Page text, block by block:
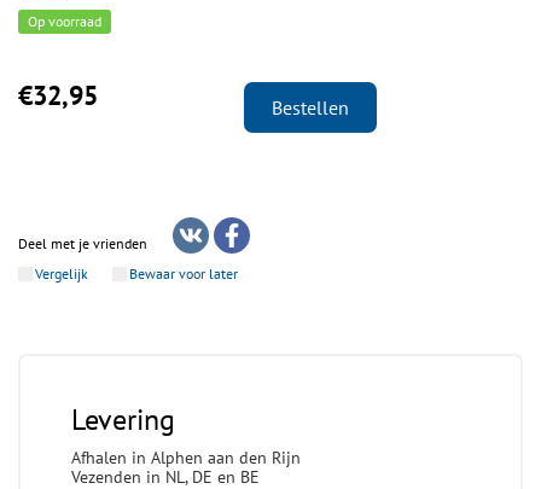
Op voorraad
€32,95 Bestellen
Deel met je vrienden
Vergelijk
Bewaar voor later
Levering
Afhalen in Alphen aan den Rijn
Vezenden in NL, DE en BE